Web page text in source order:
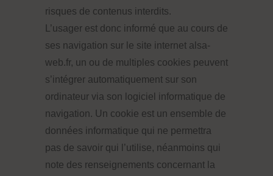
risques de contenus interdits.
L’usager est donc informé que au cours de
ses navigation sur le site internet alsa-
web.fr, un ou de multiples cookies peuvent
s’intégrer automatiquement sur son
ordinateur via son logiciel informatique de
navigation. Un cookie est un ensemble de
données informatique qui ne permettra
pas de savoir qui l’utilise, néanmoins qui
note des renseignements concernant la